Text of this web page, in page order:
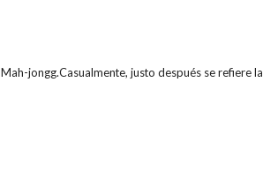
jongg.Casualmente, justo después se refiere la